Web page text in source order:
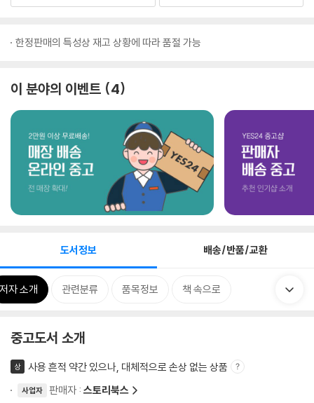
한정판매의 특성상 재고 상황에 따라 품절 가능
이 분야의 이벤트 4
도서정보 배송/반품/교환
저자 소개 관련분류 품목정보 책 속으로
중고도서 소개
상 사용 흔적 약간 있으나, 대체적으로 손상 없는 상품
사업자 판매자 : 스토리북스